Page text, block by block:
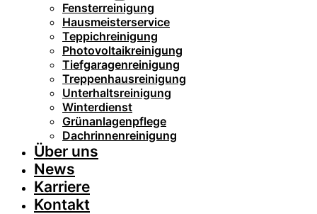
Fensterreinigung
Hausmeisterservice
Teppichreinigung
Photovoltaikreinigung
Tiefgaragenreinigung
Treppenhausreinigung
Unterhaltsreinigung
Winterdienst
Grünanlagenpflege
Dachrinnenreinigung
Über uns
News
Karriere
Kontakt